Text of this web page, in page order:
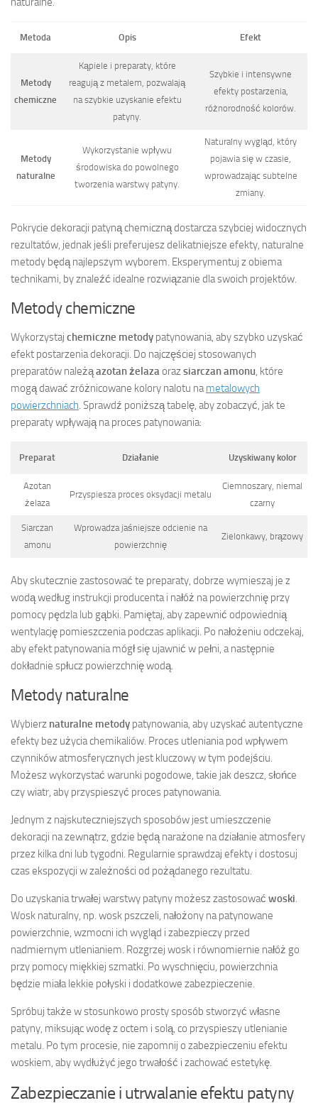
Metoda Opis Efekt
Metody
chemiczne
Kąpiele i preparaty, które
reagują z metalem, pozwalają
na szybkie uzyskanie efektu
patyny.
Szybkie i intensywne
efekty postarzenia,
różnorodność kolorów.
Metody
naturalne
Wykorzystanie wpływu
środowiska do powolnego
tworzenia warstwy patyny.
Naturalny wygląd, który
pojawia się w czasie,
wprowadzając subtelne
zmiany.
Pokrycie dekoracji patyną chemiczną dostarcza szybciej widocznych
rezultatów, jednak jeśli preferujesz delikatniejsze efekty, naturalne
metody będą najlepszym wyborem. Eksperymentuj z obiema
technikami, by znaleźć idealne rozwiązanie dla swoich projektów.
Metody chemiczne
Wykorzystaj chemiczne metody patynowania, aby szybko uzyskać
efekt postarzenia dekoracji. Do najczęściej stosowanych
preparatów należąazotan żelazaorazsiarczan amonu, które
mogą dawać zróżnicowane kolory nalotu nametalowych
powierzchniach. Sprawdź poniższą tabelę, aby zobaczyć, jak te
preparaty wpływają na proces patynowania:
Preparat Działanie Uzyskiwany kolor
Azotan
żelaza
Przyspiesza proces oksydacji metalu
Ciemnoszary, niemal
czarny
Siarczan
amonu
Wprowadza jaśniejsze odcienie na
powierzchnię
Zielonkawy, brązowy
Aby skutecznie zastosować te preparaty, dobrze wymieszaj je z
wodą według instrukcji producenta i nałóż na powierzchnię przy
pomocy pędzla lub gąbki. Pamiętaj, aby zapewnić odpowiednią
wentylację pomieszczenia podczas aplikacji. Po nałożeniu odczekaj,
aby efekt patynowania mógł się ujawnić w pełni, a następnie
dokładnie spłucz powierzchnię wodą.
Metody naturalne
Wybierz naturalne metody patynowania, aby uzyskać autentyczne
efekty bez użycia chemikaliów. Proces utleniania pod wpływem
czynników atmosferycznych jest kluczowy w tym podejściu.
Możesz wykorzystać warunki pogodowe, takie jak deszcz, słońce
czy wiatr, aby przyspieszyć proces patynowania.
Jednym z najskuteczniejszych sposobów jest umieszczenie
dekoracji na zewnątrz, gdzie będą narażone na działanie atmosfery
przez kilka dni lub tygodni. Regularnie sprawdzaj efekty i dostosuj
czas ekspozycji w zależności od pożądanego rezultatu.
Do uzyskania trwałej warstwy patyny możesz zastosować woski.
Wosk naturalny, np. wosk pszczeli, nałożony na patynowane
powierzchnie, wzmocni ich wygląd i zabezpieczy przed
nadmiernym utlenianiem. Rozgrzej wosk i równomiernie nałóż go
przy pomocy miękkiej szmatki. Po wyschnięciu, powierzchnia
będzie miała lekkie połyski i dodatkowe zabezpieczenie.
Spróbuj także w stosunkowo prosty sposób stworzyć własne
patyny, miksując wodę z octem i solą, co przyspieszy utlenianie
metalu. Po tym procesie, nie zapomnij o zabezpieczeniu efektu
woskiem, aby wydłużyć jego trwałość i zachować estetykę.
Zabezpieczanie i utrwalanie efektu patyny